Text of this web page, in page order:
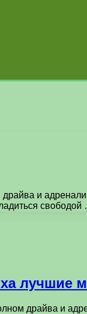
и
свободой
лучшие
драйва и